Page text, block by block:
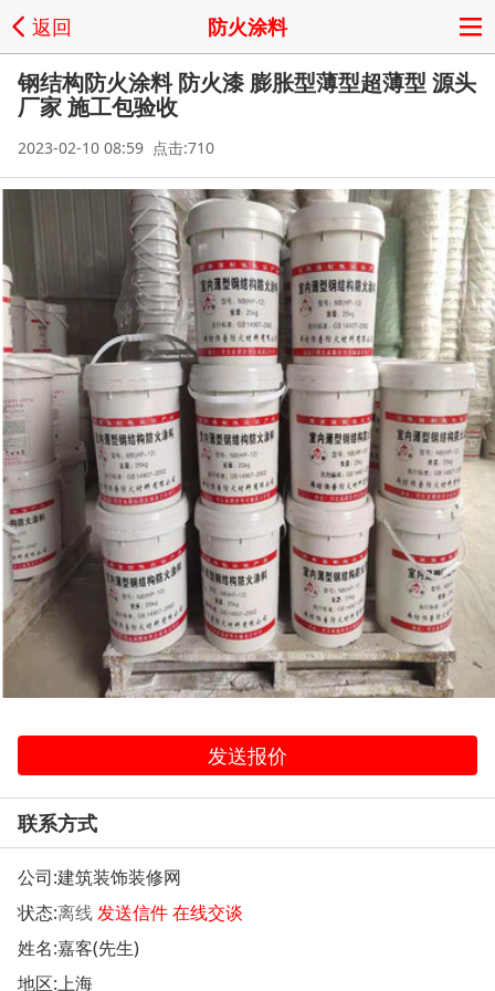
返回 防火涂料
钢结构防火涂料 防火漆 膨胀型薄型超薄型 源头
厂家 施工包验收
2023-02-10 08:59 点击:710
发送报价
联系方式
公司:建筑装饰装修网
状态:离线发送信件在线交谈
姓名:嘉客(先生)
地区:上海